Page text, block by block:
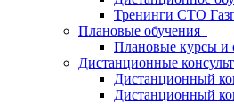
Тренинги СТО
Плановые обучения
Плановые курсы и
Дистанционные
Дистанционный
Дистанционный